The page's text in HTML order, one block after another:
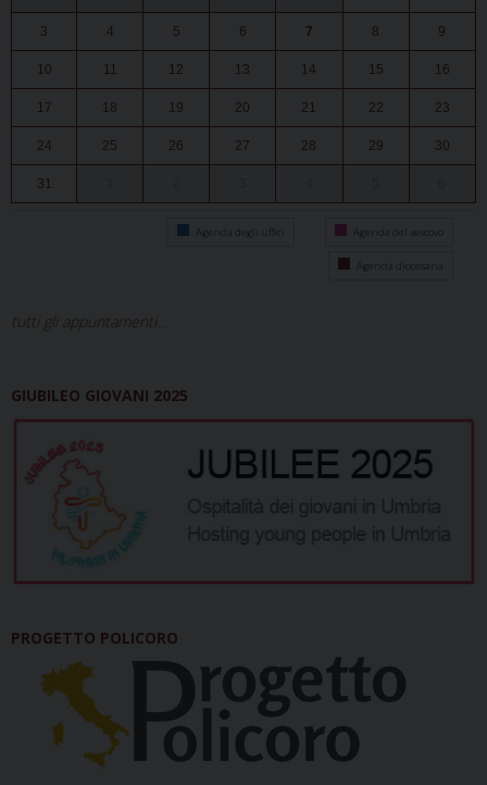
3 4 5 6 7 8 9
10 11 12 13 14 15 16
17 18 19 20 21 22 23
24 25 26 27 28 29 30
31
Agenda degli uffici Agenda del vescovo
Agenda diocesana
tutti gli appuntamenti...
GIUBILEO GIOVANI 2025
PROGETTO POLICORO